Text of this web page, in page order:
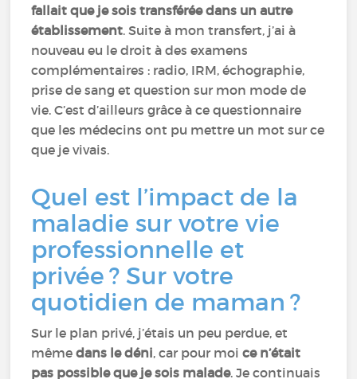
fallait que je sois transférée dans un autre
établissement. Suite à mon transfert, j’ai à
nouveau eu le droit à des examens
complémentaires : radio, IRM, échographie,
prise de sang et question sur mon mode de
vie. C’est d’ailleurs grâce à ce questionnaire
que les médecins ont pu mettre un mot sur ce
que je vivais.
Quel est l’impact de la
maladie sur votre vie
professionnelle et
privée ? Sur votre
quotidien de maman ?
Sur le plan privé, j’étais un peu perdue, et
mêmedans le déni, car pour moice n’était
pas possible que je sois malade. Je continuais